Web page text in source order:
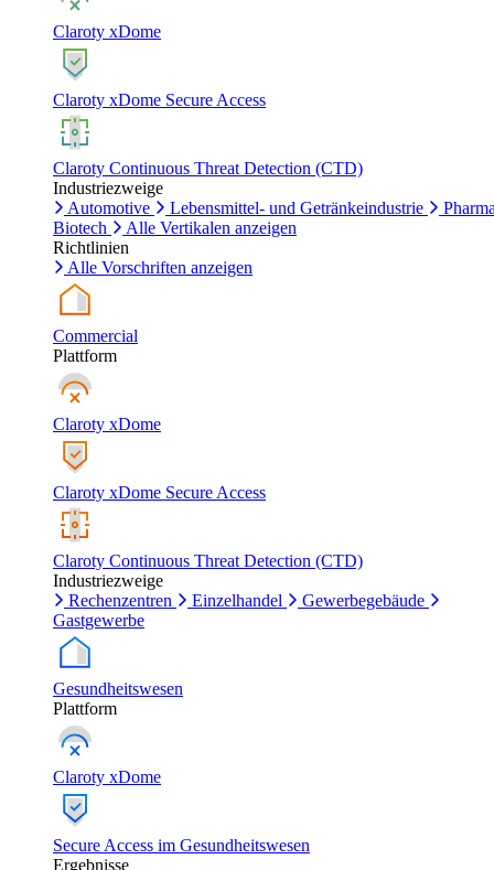
Claroty xDome
Claroty xDome Secure Access
Claroty Continuous Threat Detection (CTD)
Industriezweige
Automotive
Lebensmittel- und Getränkeindustrie
Biotech
Alle Vertikalen anzeigen
Richtlinien
Alle Vorschriften anzeigen
Commercial
Plattform
Claroty xDome
Claroty xDome Secure Access
Claroty Continuous Threat Detection (CTD)
Industriezweige
Rechenzentren
Einzelhandel
Gewerbegebäude
Gastgewerbe
Gesundheitswesen
Plattform
Claroty xDome
Secure Access im Gesundheitswesen
Ergebnisse